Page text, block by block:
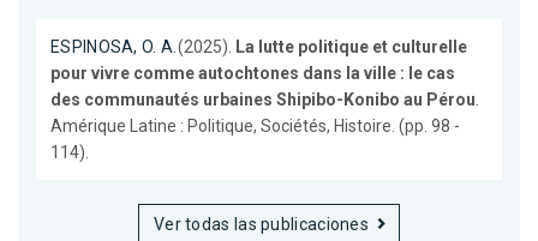
ESPINOSA, O. A. (2025).
La lutte politique et culturelle
pour vivre comme autochtones dans la ville : le cas
des communautés urbaines Shipibo-Konibo au Pérou
Amérique Latine : Politique, Sociétés, Histoire. (pp. 98 -
114).
Ver todas las publicaciones